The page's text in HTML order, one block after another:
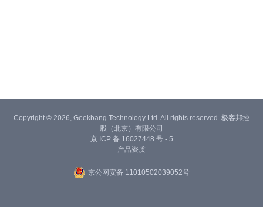
Copyright © 2026, Geekbang Technology Ltd. All rights reserved. 极客邦控
股（北京）有限公司
京 ICP 备 16027448 号 - 5
产品资质
京公网安备 11010502039052号